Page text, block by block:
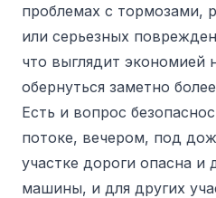
проблемах с тормозами,
или серьезных
что выглядит экономией
обернуться заметно
Есть и вопрос
потоке, вечером, под
участке дороги опасна и
машины, и для других